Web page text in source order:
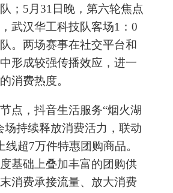
；5月31日晚，第六轮焦点
武汉华工科技队客场1：0
。两场赛事在社交平台和
形成较强传播效应，进一
消费热度。
点，抖音生活服务“烟火湖
场持续释放消费活力，联动
线超7万件特惠团购商品。
基础上叠加丰富的团购供
消费承接流量、放大消费